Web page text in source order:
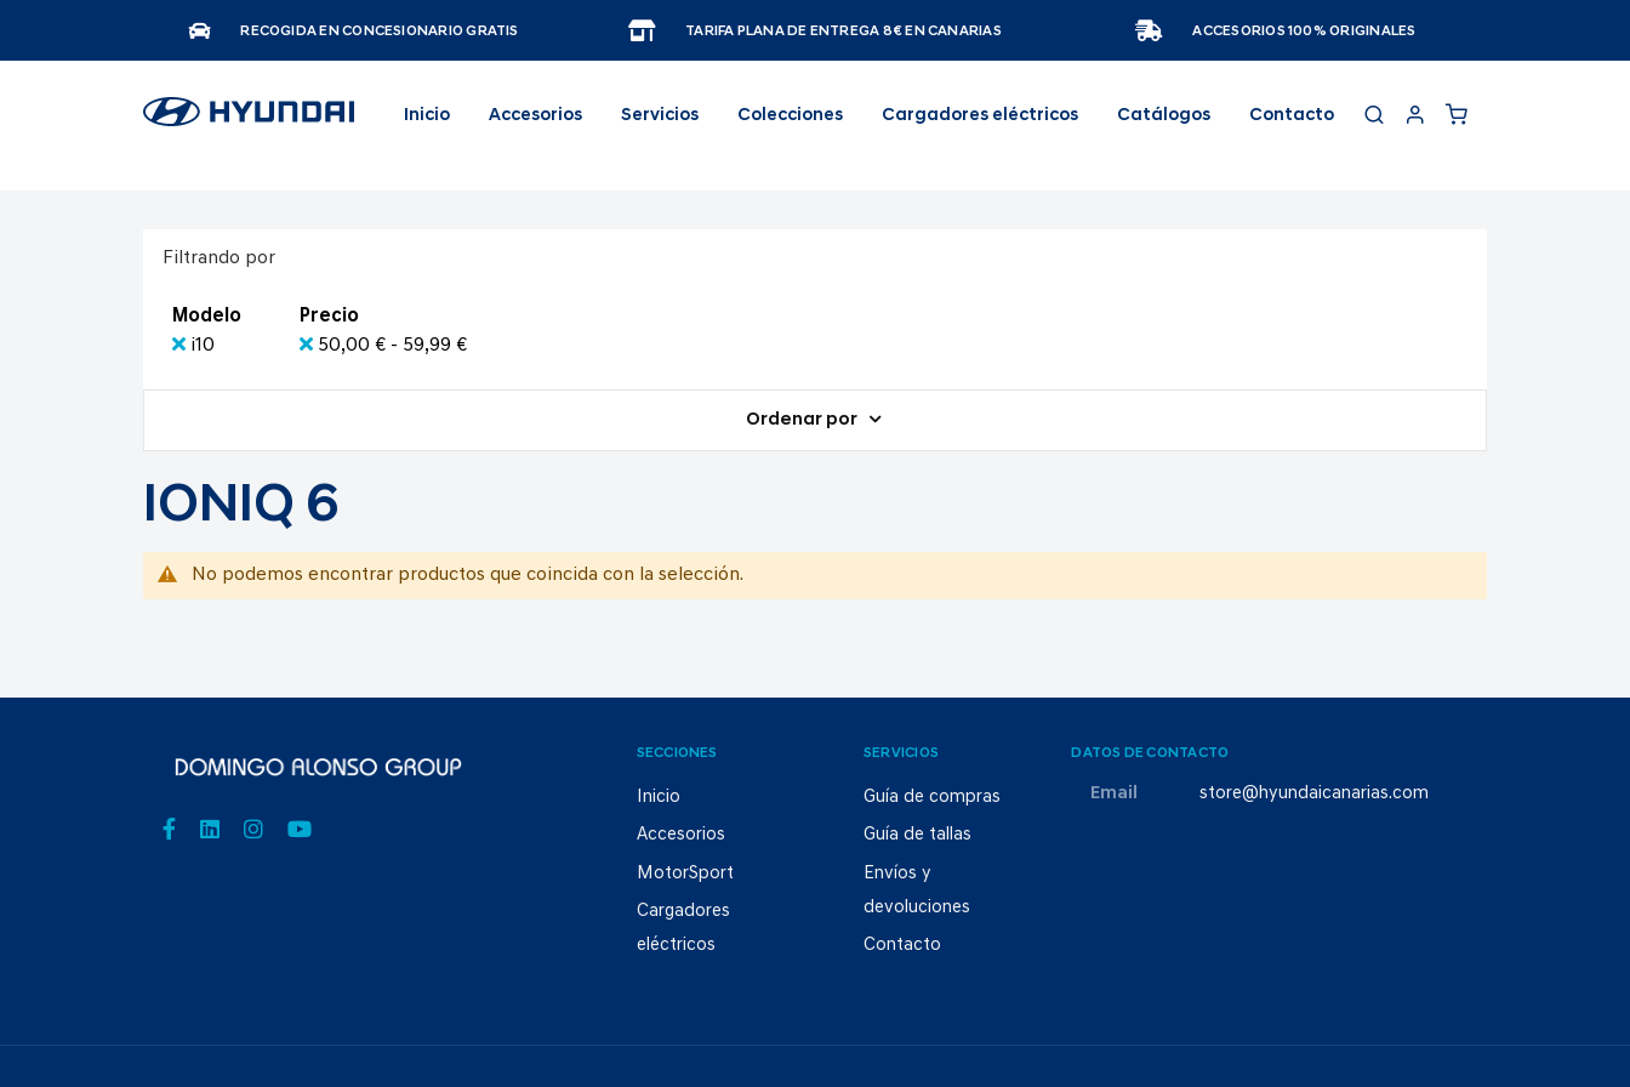
RECOGIDA EN CONCESIONARIO GRATIS TARIFA PLANA DE ENTREGA 8€ EN CANARIAS ACCESORIOS 100% ORIGINALES
Inicio Accesorios Servicios Colecciones Cargadores eléctricos Catálogos Contacto
Filtrando por
Modelo
i10
Precio
50,00 € - 59,99 €
Ordenar por
IONIQ 6
No podemos encontrar productos que coincida con la selección.
SECCIONES
Inicio
Accesorios
MotorSport
Cargadores
eléctricos
SERVICIOS
Guía de compras
Guía de tallas
Envíos y
devoluciones
Contacto
DATOS DE CONTACTO
Email store@hyundaicanarias.com